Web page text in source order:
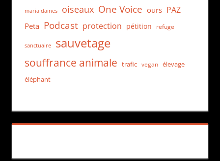
maria daines oiseaux One Voice ours PAZ
Peta Podcast protection pétition refuge
sanctuaire sauvetage
souffrance animale trafic vegan
élevage
éléphant